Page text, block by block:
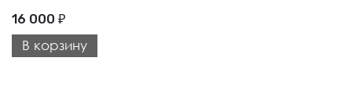
16 000 ₽
В корзину